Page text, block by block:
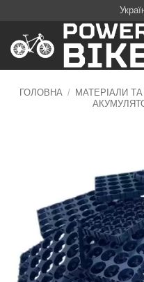
content
ГОЛОВНА / МАТЕРІАЛИ